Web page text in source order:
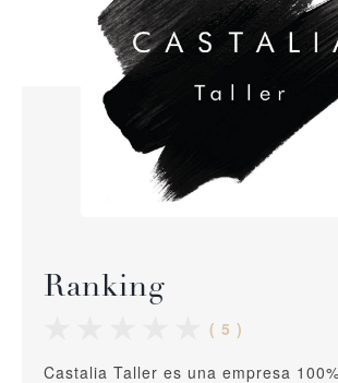
Ranking
( 5 )
Castalia Taller es una empresa